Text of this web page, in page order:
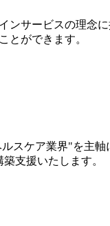
ンサービスの理
とができます。
スケア業界"を主
支援いたします。